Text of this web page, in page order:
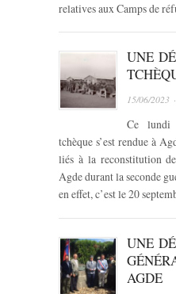
relatives aux Camps de
UNE
15/06/2023
Ce lundi
tchèque s’est rendue à
liés à la reconstitution
Agde durant la seconde
en effet, c’est le 20
UNE
AGDE